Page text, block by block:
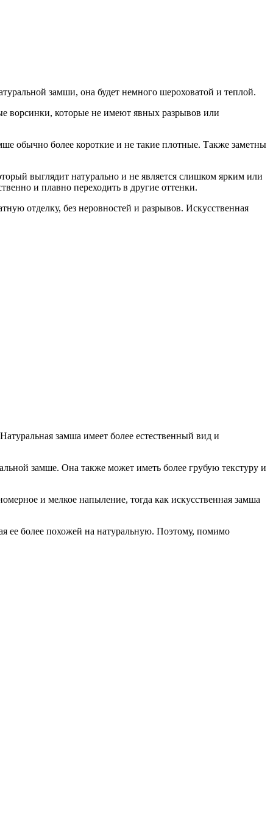
замши, она будет немного шероховатой и теплой.
ворсинки, которые не имеют явных разрывов или
обычно более короткие и не такие плотные. Также заметны
выглядит натурально и не является слишком ярким или
и плавно переходить в другие оттенки.
отделку, без неровностей и разрывов. Искусственная
замша имеет более естественный вид и
замше. Она также может иметь более грубую текстуру и
и мелкое напыление, тогда как искусственная замша
ее более похожей на натуральную. Поэтому, помимо